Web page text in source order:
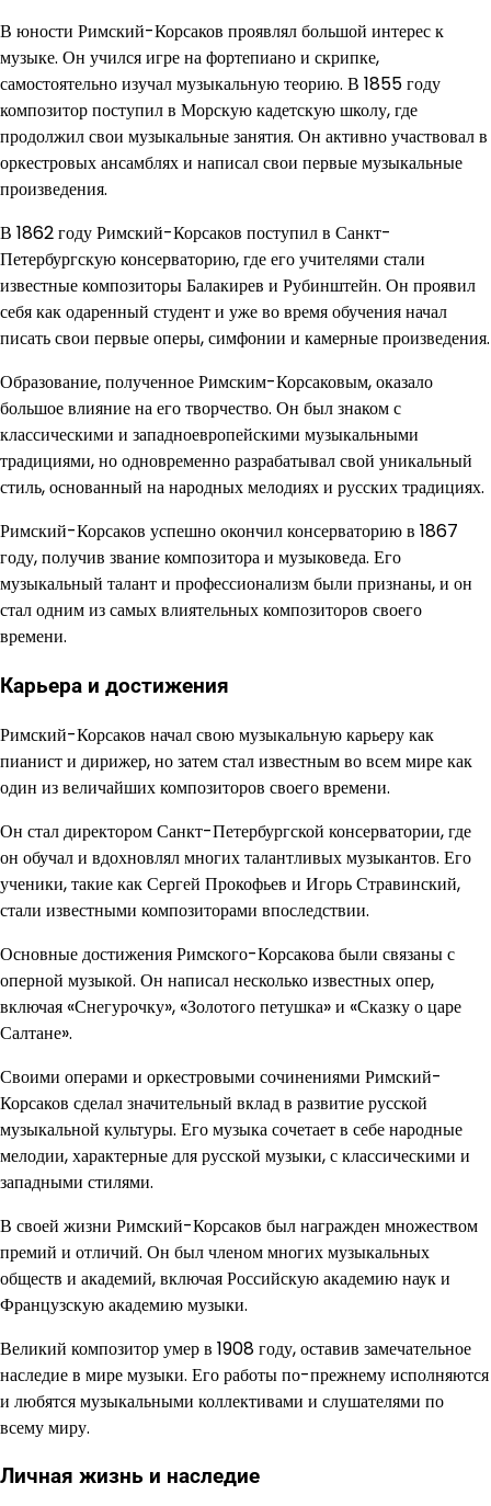
В юности Римский-Корсаков проявлял большой интерес к
музыке. Он учился игре на фортепиано и скрипке,
самостоятельно изучал музыкальную теорию. В 1855 году
композитор поступил в Морскую кадетскую школу, где
продолжил свои музыкальные занятия. Он активно участвовал в
оркестровых ансамблях и написал свои первые музыкальные
произведения.
В 1862 году Римский-Корсаков поступил в Санкт-
Петербургскую консерваторию, где его учителями стали
известные композиторы Балакирев и Рубинштейн. Он проявил
себя как одаренный студент и уже во время обучения начал
писать свои первые оперы, симфонии и камерные произведения.
Образование, полученное Римским-Корсаковым, оказало
большое влияние на его творчество. Он был знаком с
классическими и западноевропейскими музыкальными
традициями, но одновременно разрабатывал свой уникальный
стиль, основанный на народных мелодиях и русских традициях.
Римский-Корсаков успешно окончил консерваторию в 1867
году, получив звание композитора и музыковеда. Его
музыкальный талант и профессионализм были признаны, и он
стал одним из самых влиятельных композиторов своего
времени.
Карьера и достижения
Римский-Корсаков начал свою музыкальную карьеру как
пианист и дирижер, но затем стал известным во всем мире как
один из величайших композиторов своего времени.
Он стал директором Санкт-Петербургской консерватории, где
он обучал и вдохновлял многих талантливых музыкантов. Его
ученики, такие как Сергей Прокофьев и Игорь Стравинский,
стали известными композиторами впоследствии.
Основные достижения Римского-Корсакова были связаны с
оперной музыкой. Он написал несколько известных опер,
включая «Снегурочку», «Золотого петушка» и «Сказку о царе
Салтане».
Своими операми и оркестровыми сочинениями Римский-
Корсаков сделал значительный вклад в развитие русской
музыкальной культуры. Его музыка сочетает в себе народные
мелодии, характерные для русской музыки, с классическими и
западными стилями.
В своей жизни Римский-Корсаков был награжден множеством
премий и отличий. Он был членом многих музыкальных
обществ и академий, включая Российскую академию наук и
Французскую академию музыки.
Великий композитор умер в 1908 году, оставив замечательное
наследие в мире музыки. Его работы по-прежнему исполняются
и любятся музыкальными коллективами и слушателями по
всему миру.
Личная жизнь и наследие